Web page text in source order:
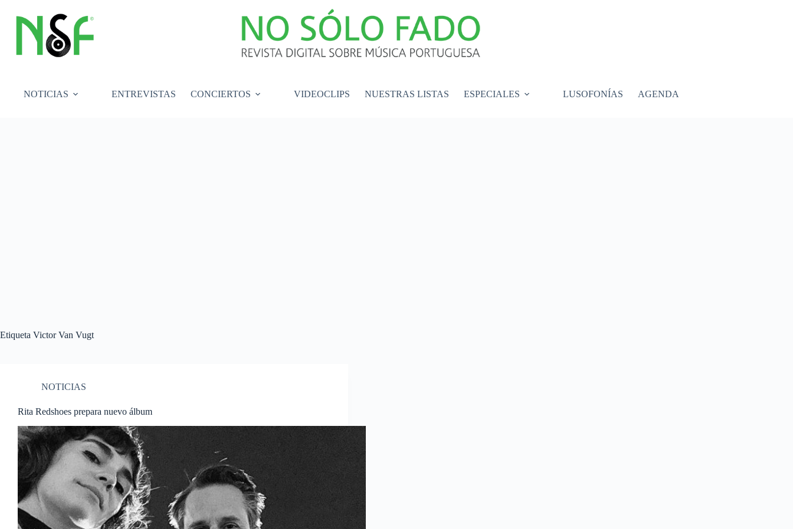
contenido
NOTICIAS ENTREVISTAS CONCIERTOS VIDEOCLIPS NUESTRAS LISTAS ESPECIALES LUSOFONÍAS AGENDA
Etiqueta Victor Van Vugt
NOTICIAS
Rita Redshoes prepara nuevo álbum